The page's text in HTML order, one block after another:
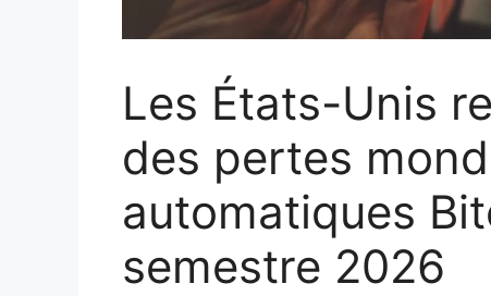
Les États-Unis
des pertes
automatiques
semestre 2026